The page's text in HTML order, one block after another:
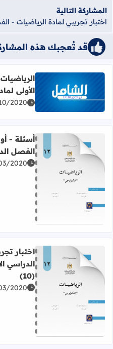
المشاركة التالية
قد تُعجبك هذه
اقرأ المزيد عن
الأولى
2020
اقرأ المزيد عن أسئلة -
أسئلة -
الفصل
2020
اقرأ المزيد عن اختبار
اختبار
(10)
2020